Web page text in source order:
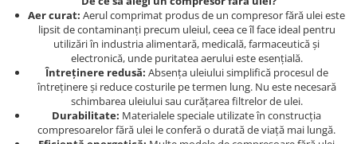
Protectia muncii
Scule Pneumatice
Slefuitoare
Suport auto
Suport motocicleta
Aer curat: Aerul comprimat produs de un compresor fără ulei este
lipsit de contaminanți precum uleiul, ceea ce îl face ideal pentru
utilizări în industria alimentară, medicală, farmaceutică și
electronică, unde puritatea aerului este esențială.
Întreținere redusă: Absența uleiului simplifică procesul de
întreținere și reduce costurile pe termen lung. Nu este necesară
schimbarea uleiului sau curățarea filtrelor de ulei.
Durabilitate: Materialele speciale utilizate în construcția
compresoarelor fără ulei le conferă o durată de viață mai lungă.